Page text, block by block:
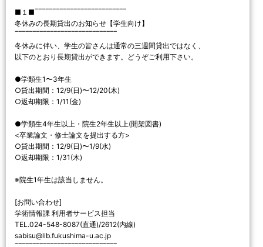
■１■‾‾‾‾‾‾‾‾‾‾‾‾‾‾‾‾‾‾‾‾‾‾‾‾‾‾
冬休みの長期貸出のお知らせ【学生向け】
‾‾‾‾‾‾‾‾‾‾‾‾‾‾‾‾‾‾‾‾‾‾‾‾‾‾‾‾‾
冬休みに伴い、学生の皆さんは通常の三週間貸出ではなく、
以下のとおり長期貸出ができます。どうぞご利用下さい。
●学類生1〜3年生
○貸出期間：12/9(日)〜12/20(木)
○返却期限：1/11(金)
●学類生4年生以上・院生2年生以上(開架図書)
<卒業論文・修士論文を提出する方>
○貸出期間：12/9(日)〜1/9(水)
○返却期限：1/31(木)
※院生1年生は該当しません。
[お問い合わせ]
学術情報課 利用者サービス担当
TEL.024-548-8087(直通)/2612(内線)
sabisu@lib.fukushima-u.ac.jp